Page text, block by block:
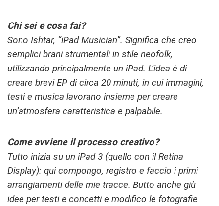
Chi sei e cosa fai?
Sono Ishtar, “iPad Musician”. Significa che creo
semplici brani strumentali in stile neofolk,
utilizzando principalmente un iPad. L’idea è di
creare brevi EP di circa 20 minuti, in cui immagini,
testi e musica lavorano insieme per creare
un’atmosfera caratteristica e palpabile.
Come avviene il processo creativo?
Tutto inizia su un iPad 3 (quello con il Retina
Display): qui compongo, registro e faccio i primi
arrangiamenti delle mie tracce. Butto anche giù
idee per testi e concetti e modifico le fotografie